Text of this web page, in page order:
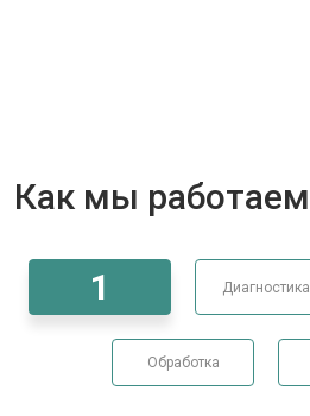
Как мы работаем
1 Диагностика
Обработка